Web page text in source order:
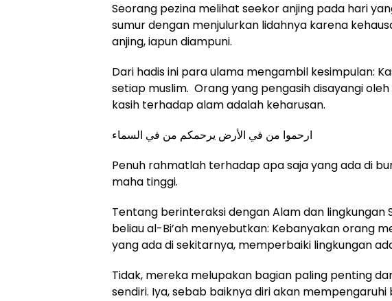
Seorang pezina melihat seekor anjing pada hari
sumur dengan menjulurkan lidahnya karena
anjing, iapun diampuni.
Dari hadis ini para ulama mengambil kesimpulan:
setiap muslim. Orang yang pengasih disayangi
kasih terhadap alam adalah keharusan.
ارحموا من في الأرض يرحمكم من في السماء
Penuh rahmatlah terhadap apa saja yang ada di
maha tinggi.
Tentang berinteraksi dengan Alam dan lingkungan
beliau al-Bi’ah menyebutkan: Kebanyakan orang
yang ada di sekitarnya, memperbaiki lingkungan
Tidak, mereka melupakan bagian paling penting
sendiri. Iya, sebab baiknya diri akan mempengaruhi